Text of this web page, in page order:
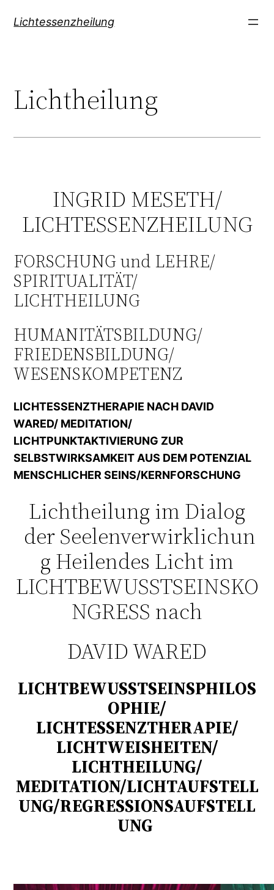
zumLichtessenzheilung
Lichtheilung
INGRID MESETH/
LICHTESSENZHEILUNG
FORSCHUNG und LEHRE/
SPIRITUALITÄT/
LICHTHEILUNG
HUMANITÄTSBILDUNG/
FRIEDENSBILDUNG/
WESENSKOMPETENZ
LICHTESSENZTHERAPIE NACH DAVID
WARED/ MEDITATION/
LICHTPUNKTAKTIVIERUNG ZUR
SELBSTWIRKSAMKEIT AUS DEM POTENZIAL
MENSCHLICHER SEINS/KERNFORSCHUNG
Lichtheilung im Dialog
der Seelenverwirklichun
g Heilendes Licht im
LICHTBEWUSSTSEINSKO
NGRESS nach
DAVID WARED
LICHTBEWUSSTSEINSPHILOS
OPHIE/
LICHTESSENZTHERAPIE/
LICHTWEISHEITEN/
LICHTHEILUNG/
MEDITATION/LICHTAUFSTELL
UNG/REGRESSIONSAUFSTELL
UNG